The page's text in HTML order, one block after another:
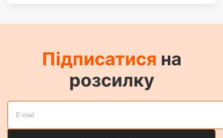
Підписатися на
розсилку